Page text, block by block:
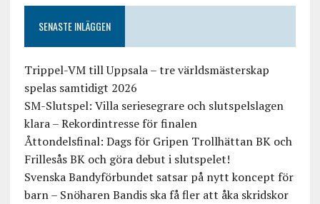
SENASTE INLÄGGEN
Trippel-VM till Uppsala – tre världsmästerskap
spelas samtidigt 2026
SM-Slutspel: Villa seriesegrare och slutspelslagen
klara – Rekordintresse för finalen
Åttondelsfinal: Dags för Gripen Trollhättan BK och
Frillesås BK och göra debut i slutspelet!
Svenska Bandyförbundet satsar på nytt koncept för
barn – Snöharen Bandis ska få fler att åka skridskor